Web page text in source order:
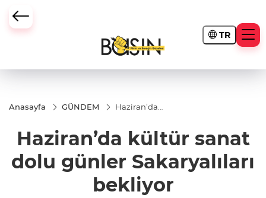
TR
Anasayfa GÜNDEM
Haziran’da
Sakaryalıları
bekliyor
Haziran’da kültür sanat
dolu günler Sakaryalıları
bekliyor